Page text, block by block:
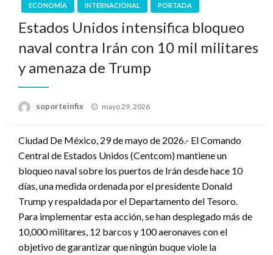
ECONOMÍA INTERNACIONAL PORTADA
Estados Unidos intensifica bloqueo
naval contra Irán con 10 mil militares
y amenaza de Trump
soporteinfix
Publicado
mayo 29, 2026
Ciudad De México, 29 de mayo de 2026.- El Comando
Central de Estados Unidos (Centcom) mantiene un
bloqueo naval sobre los puertos de Irán desde hace 10
días, una medida ordenada por el presidente Donald
Trump y respaldada por el Departamento del Tesoro.
Para implementar esta acción, se han desplegado más de
10,000 militares, 12 barcos y 100 aeronaves con el
objetivo de garantizar que ningún buque viole la